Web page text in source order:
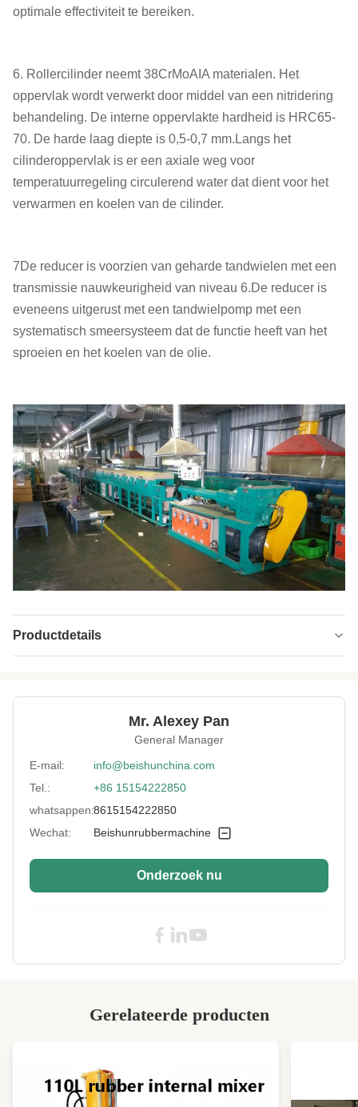
optimale effectiviteit te bereiken.
6. Rollercilinder neemt 38CrMoAIA materialen. Het
oppervlak wordt verwerkt door middel van een nitridering
behandeling. De interne oppervlakte hardheid is HRC65-
70. De harde laag diepte is 0,5-0,7 mm.Langs het
cilinderoppervlak is er een axiale weg voor
temperatuurregeling circulerend water dat dient voor het
verwarmen en koelen van de cilinder.
7De reducer is voorzien van geharde tandwielen met een
transmissie nauwkeurigheid van niveau 6.De reducer is
eveneens uitgerust met een tandwielpomp met een
systematisch smeersysteem dat de functie heeft van het
sproeien en het koelen van de olie.
Productdetails
Type: Rubberextruder
150 mm
L/D: 20:1
Vacuum System: - Jawel.
Applications: Allerlei zich Polymeer het Mengen
Rubber
Rubber de Extrudermachine ISO van SBR
Mr. Alexey Pan
General Manager
E-mail:
info@beishunchina.com
Tel.:
+86 15154222850
whatsappen:8615154222850
Wechat:
Beishunrubbermachine
Onderzoek nu
Gerelateerde producten